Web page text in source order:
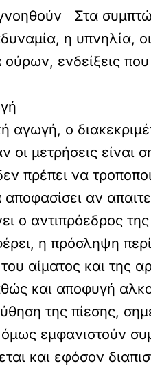
Στα
η υπνηλία,
ενδείξεις
ο
οι μετρήσεις
πρέπει να
αποφασίσει αν
ο αντιπρόεδρος
η πρόσληψη
αίματος και της
και αποφυγή
της πίεσης,
εμφανιστούν
και εφόσον